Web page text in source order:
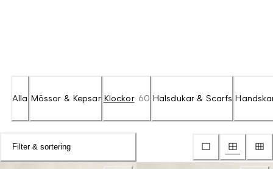
Alla Mössor & Kepsar Klockor 60 Halsdukar & Scarfs
Filter & sortering